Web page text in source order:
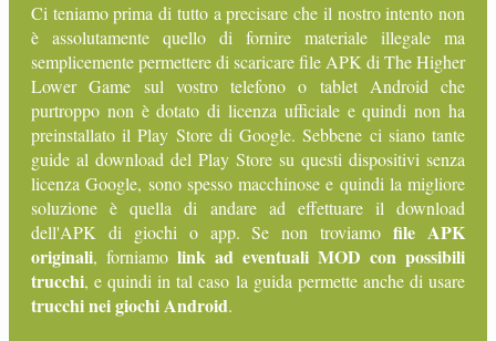
Ci teniamo prima di tutto a precisare che il nostro intento non
è assolutamente quello di fornire materiale illegale ma
semplicemente permettere di scaricare file APK di The Higher
Lower Game sul vostro telefono o tablet Android che
purtroppo non è dotato di licenza ufficiale e quindi non ha
preinstallato il Play Store di Google. Sebbene ci siano tante
guide al download del Play Store su questi dispositivi senza
licenza Google, sono spesso macchinose e quindi la migliore
soluzione è quella di andare ad effettuare il download
dell'APK di giochi o app. Se non troviamofile APK
originali, forniamo link ad eventuali MOD con possibili
trucchi, e quindi in tal caso la guida permette anche di usare
trucchi nei giochi Android.